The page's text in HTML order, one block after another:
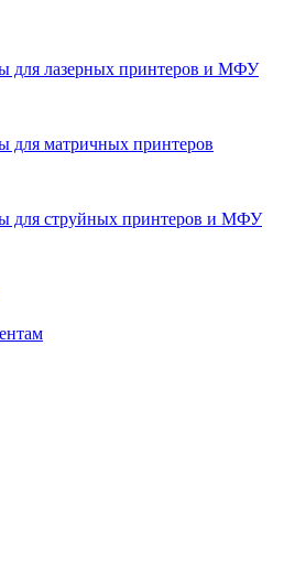
для лазерных принтеров и МФУ
для матричных принтеров
для струйных принтеров и МФУ